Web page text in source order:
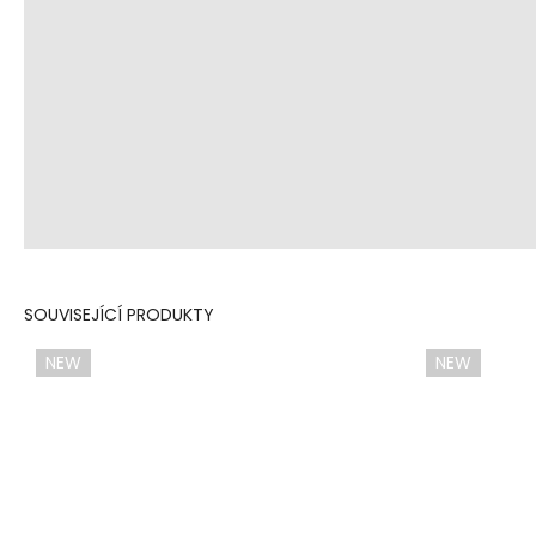
SOUVISEJÍCÍ PRODUKTY
NEW NEW